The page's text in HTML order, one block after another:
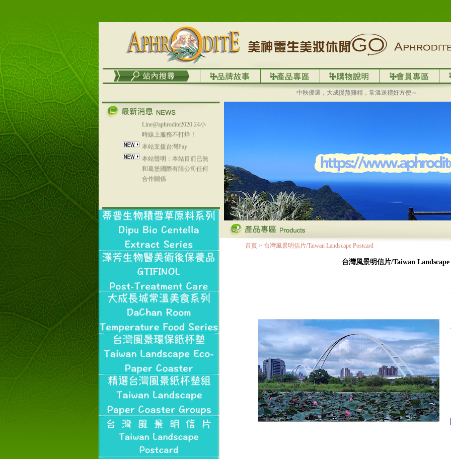
中秋優選，大成慢熬雞精，常溫送禮好方便～
地區～
在外租屋者、居住處無管
理員、不方便在工作地點
取件者，歡迎多多使用
【郵局i郵箱】的服務喔～
【i郵箱】設立的地點，請
進入內頁連結～
Line@aphrodite2020 24小
時線上服務不打烊！
本站支援台灣Pay
和葛堡國際有限公司任何
合作關係
本站支援支付宝
NT$320(RMB￥71.00)
首頁 > 台灣風景明信片/Taiwan Landscape Postcard
台灣風景明信片/Taiwan Landscape